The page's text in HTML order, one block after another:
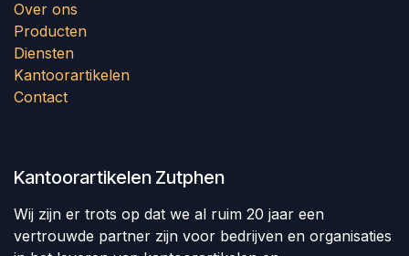
Over ons
Producten
Diensten
Kantoorartikelen
Contact
Kantoorartikelen Zutphen
Wij zijn er trots op dat we al ruim 20 jaar een
vertrouwde partner zijn voor bedrijven en organisaties